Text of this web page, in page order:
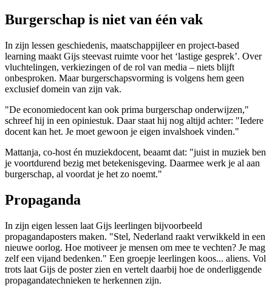
Burgerschap is niet van één vak
In zijn lessen geschiedenis, maatschappijleer en project-based
learning maakt Gijs steevast ruimte voor het ‘lastige gesprek’. Over
vluchtelingen, verkiezingen of de rol van media – niets blijft
onbesproken. Maar burgerschapsvorming is volgens hem geen
exclusief domein van zijn vak.
"De economiedocent kan ook prima burgerschap onderwijzen,"
schreef hij in een opiniestuk. Daar staat hij nog altijd achter: "Iedere
docent kan het. Je moet gewoon je eigen invalshoek vinden."
Mattanja, co-host én muziekdocent, beaamt dat: "juist in muziek ben
je voortdurend bezig met betekenisgeving. Daarmee werk je al aan
burgerschap, al voordat je het zo noemt."
Propaganda
In zijn eigen lessen laat Gijs leerlingen bijvoorbeeld
propagandaposters maken. "Stel, Nederland raakt verwikkeld in een
nieuwe oorlog. Hoe motiveer je mensen om mee te vechten? Je mag
zelf een vijand bedenken." Een groepje leerlingen koos... aliens. Vol
trots laat Gijs de poster zien en vertelt daarbij hoe de onderliggende
propagandatechnieken te herkennen zijn.